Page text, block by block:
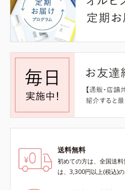
送料無料
初めての方は、全国送
は、3,300円以上(税込)